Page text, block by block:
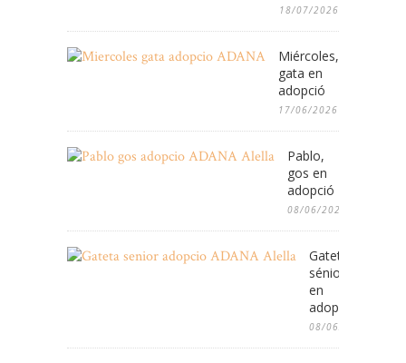
18/07/2026
Miércoles,
gata en
adopció
17/06/2026
Pablo,
gos en
adopció
08/06/2026
Gateta
sénior
en
adopció
08/06/2026